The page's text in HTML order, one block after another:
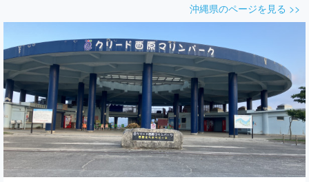
沖縄県のページを見る >>